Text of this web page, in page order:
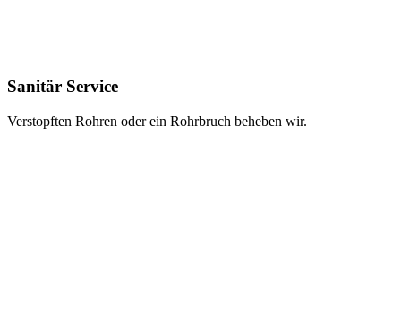
Sanitär Service
Verstopften Rohren oder ein Rohrbruch beheben wir.